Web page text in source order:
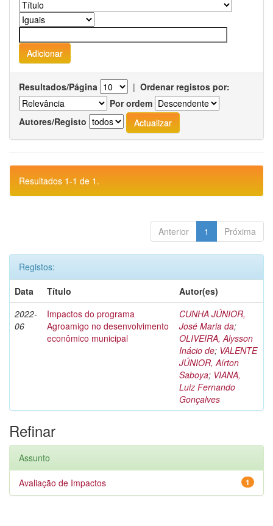
Resultados/Página | Ordenar registos por:
Por ordem
Autores/Registo
Resultados 1-1 de 1.
Anterior 1 Próxima
Registos:
Data
Título
Autor(es)
2022-
06
Impactos do programa
Agroamigo no desenvolvimento
econômico municipal
CUNHA JÚNIOR,
José Maria da;
OLIVEIRA, Alysson
Inácio de; VALENTE
JÚNIOR, Aírton
Saboya; VIANA,
Luiz Fernando
Gonçalves
Refinar
Assunto
1
Avaliação de Impactos